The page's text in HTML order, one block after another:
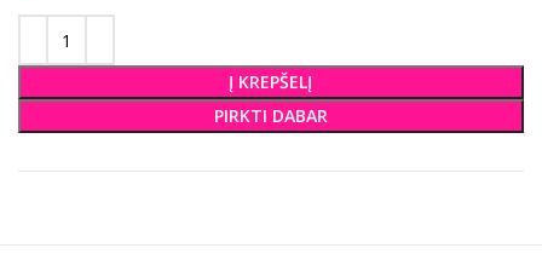
Į KREPŠELĮ
PIRKTI DABAR